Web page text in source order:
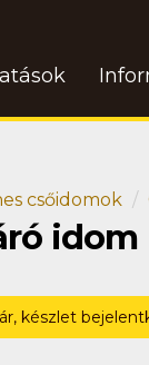
csőidomok
idom
készlet